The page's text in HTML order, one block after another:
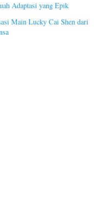
Adaptasi yang Epik
Main Lucky Cai Shen dari